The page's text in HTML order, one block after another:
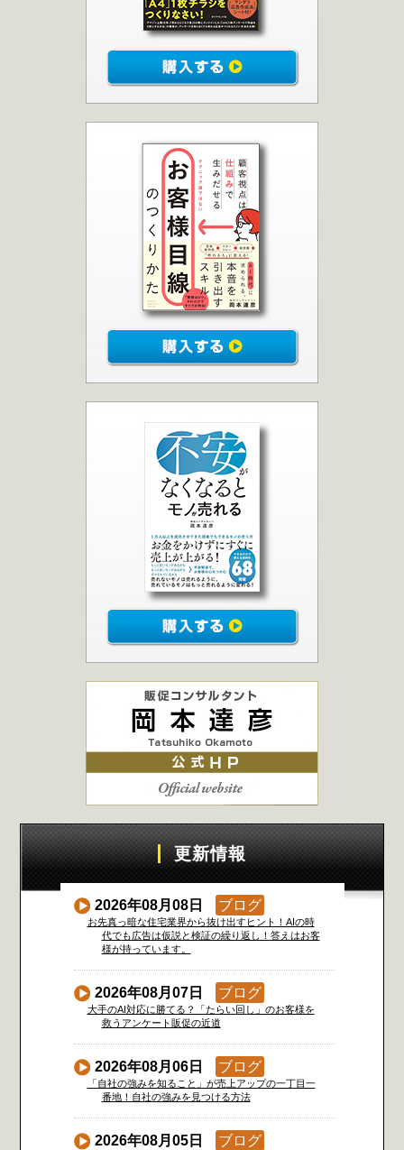
更新情報
2026年08月08日 ブログ
お先真っ暗な住宅業界から抜け出すヒント！AIの時
代でも広告は仮説と検証の繰り返し！答えはお客
様が持っています。
2026年08月07日 ブログ
大手のAI対応に勝てる？「たらい回し」のお客様を
救うアンケート販促の近道
2026年08月06日 ブログ
「自社の強みを知ること」が売上アップの一丁目一
番地！自社の強みを見つける方法
2026年08月05日 ブログ